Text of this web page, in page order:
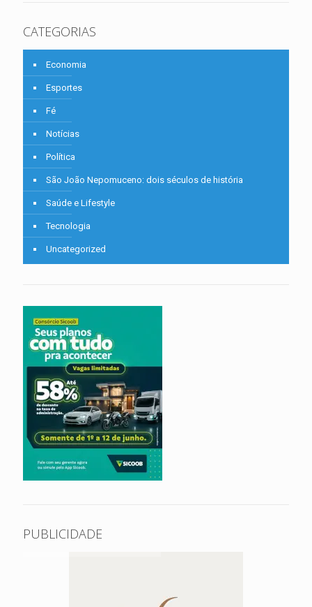
CATEGORIAS
Economia
Esportes
Fé
Notícias
Política
São João Nepomuceno: dois séculos de história
Saúde e Lifestyle
Tecnologia
Uncategorized
PUBLICIDADE